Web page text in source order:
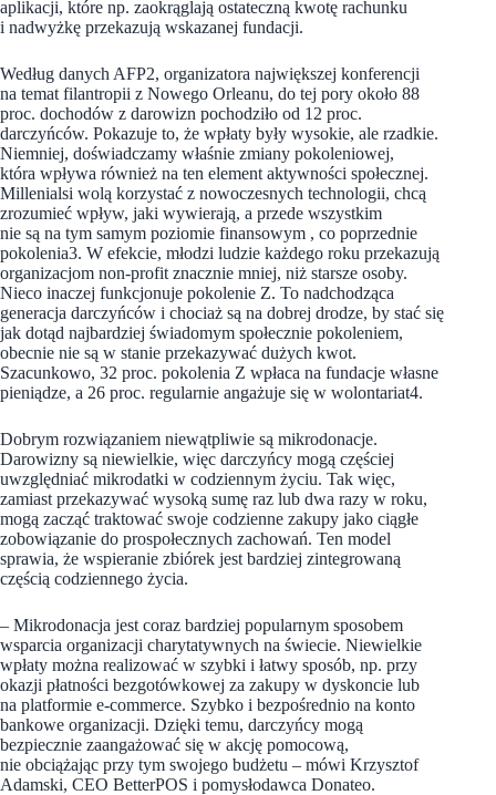
aplikacji, które np. zaokrąglają ostateczną kwotę rachunku
i nadwyżkę przekazują wskazanej fundacji.
Według danych AFP2, organizatora największej konferencji
na temat filantropii z Nowego Orleanu, do tej pory około 88
proc. dochodów z darowizn pochodziło od 12 proc.
darczyńców. Pokazuje to, że wpłaty były wysokie, ale rzadkie.
Niemniej, doświadczamy właśnie zmiany pokoleniowej,
która wpływa również na ten element aktywności społecznej.
Millenialsi wolą korzystać z nowoczesnych technologii, chcą
zrozumieć wpływ, jaki wywierają, a przede wszystkim
nie są na tym samym poziomie finansowym , co poprzednie
pokolenia3. W efekcie, młodzi ludzie każdego roku przekazują
organizacjom non-profit znacznie mniej, niż starsze osoby.
Nieco inaczej funkcjonuje pokolenie Z. To nadchodząca
generacja darczyńców i chociaż są na dobrej drodze, by stać się
jak dotąd najbardziej świadomym społecznie pokoleniem,
obecnie nie są w stanie przekazywać dużych kwot.
Szacunkowo, 32 proc. pokolenia Z wpłaca na fundacje własne
pieniądze, a 26 proc. regularnie angażuje się w wolontariat4.
Dobrym rozwiązaniem niewątpliwie są mikrodonacje.
Darowizny są niewielkie, więc darczyńcy mogą częściej
uwzględniać mikrodatki w codziennym życiu. Tak więc,
zamiast przekazywać wysoką sumę raz lub dwa razy w roku,
mogą zacząć traktować swoje codzienne zakupy jako ciągłe
zobowiązanie do prospołecznych zachowań. Ten model
sprawia, że wspieranie zbiórek jest bardziej zintegrowaną
częścią codziennego życia.
– Mikrodonacja jest coraz bardziej popularnym sposobem
wsparcia organizacji charytatywnych na świecie. Niewielkie
wpłaty można realizować w szybki i łatwy sposób, np. przy
okazji płatności bezgotówkowej za zakupy w dyskoncie lub
na platformie e-commerce. Szybko i bezpośrednio na konto
bankowe organizacji. Dzięki temu, darczyńcy mogą
bezpiecznie zaangażować się w akcję pomocową,
nie obciążając przy tym swojego budżetu – mówi Krzysztof
Adamski, CEO BetterPOS i pomysłodawca Donateo.